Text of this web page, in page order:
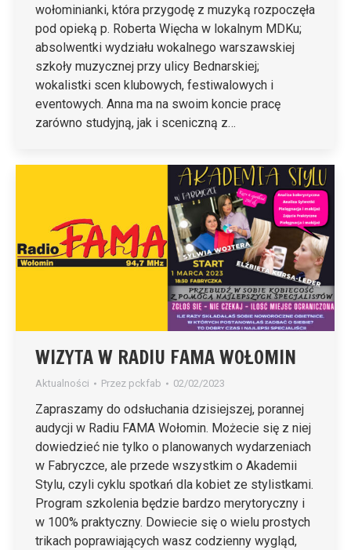
wołominianki, która przygodę z muzyką rozpoczęła
pod opieką p. Roberta Więcha w lokalnym MDKu;
absolwentki wydziału wokalnego warszawskiej
szkoły muzycznej przy ulicy Bednarskiej;
wokalistki scen klubowych, festiwalowych i
eventowych. Anna ma na swoim koncie pracę
zarówno studyjną, jak i sceniczną z…
WIZYTA W RADIU FAMA WOŁOMIN
Aktualności Przez pckfab 02/02/2023
Zapraszamy do odsłuchania dzisiejszej, porannej
audycji w Radiu FAMA Wołomin. Możecie się z niej
dowiedzieć nie tylko o planowanych wydarzeniach
w Fabryczce, ale przede wszystkim o Akademii
Stylu, czyli cyklu spotkań dla kobiet ze stylistkami.
Program szkolenia będzie bardzo merytoryczny i
w 100% praktyczny. Dowiecie się o wielu prostych
trikach poprawiających wasz codzienny wygląd,